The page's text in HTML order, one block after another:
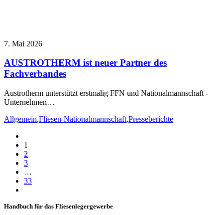
7. Mai 2026
AUSTROTHERM ist neuer Partner des
Fachverbandes
Austrotherm unterstützt erstmalig FFN und Nationalmannschaft -
Unternehmen…
Allgemein,Fliesen-Nationalmannschaft,Presseberichte
1
2
3
…
33
Handbuch für das Fliesenlegergewerbe